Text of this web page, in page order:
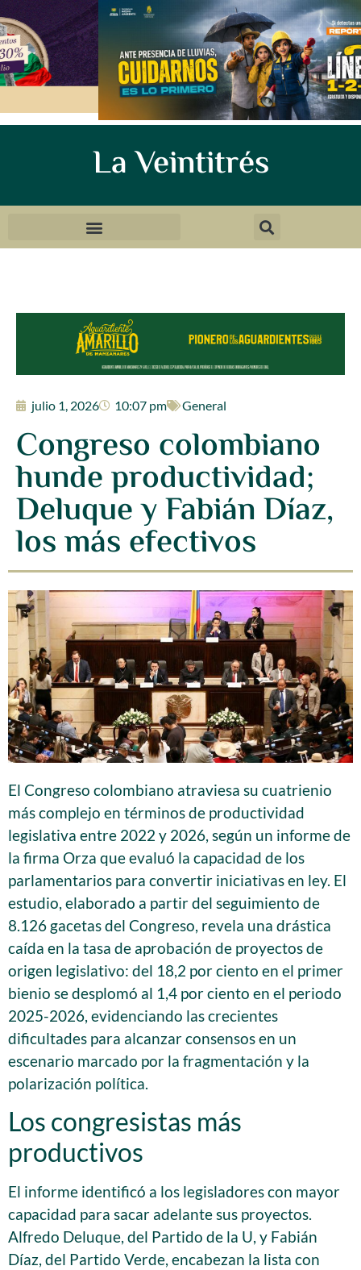
La Veintitrés
julio 1, 2026 10:07 pm General
Congreso colombiano
hunde productividad;
Deluque y Fabián Díaz,
los más efectivos
El Congreso colombiano atraviesa su cuatrienio
más complejo en términos de productividad
legislativa entre 2022 y 2026, según un informe de
la firma Orza que evaluó la capacidad de los
parlamentarios para convertir iniciativas en ley. El
estudio, elaborado a partir del seguimiento de
8.126 gacetas del Congreso, revela una drástica
caída en la tasa de aprobación de proyectos de
origen legislativo: del 18,2 por ciento en el primer
bienio se desplomó al 1,4 por ciento en el periodo
2025-2026, evidenciando las crecientes
dificultades para alcanzar consensos en un
escenario marcado por la fragmentación y la
polarización política.
Los congresistas más
productivos
El informe identificó a los legisladores con mayor
capacidad para sacar adelante sus proyectos.
Alfredo Deluque, del Partido de la U, y Fabián
Díaz, del Partido Verde, encabezan la lista con